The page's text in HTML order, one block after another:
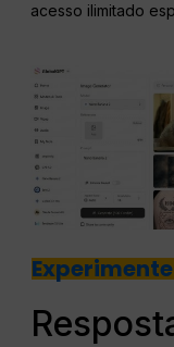
acesso ilimitado